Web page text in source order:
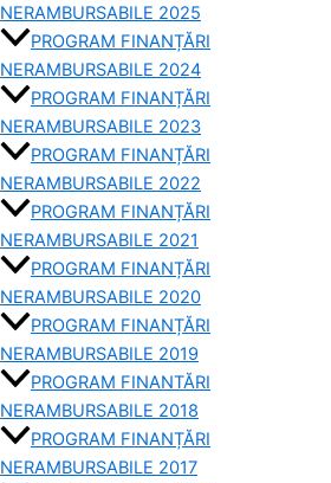
NERAMBURSABILE 2025
PROGRAM FINANȚĂRI
NERAMBURSABILE 2024
PROGRAM FINANȚĂRI
NERAMBURSABILE 2023
PROGRAM FINANȚĂRI
NERAMBURSABILE 2022
PROGRAM FINANȚĂRI
NERAMBURSABILE 2021
PROGRAM FINANȚĂRI
NERAMBURSABILE 2020
PROGRAM FINANȚĂRI
NERAMBURSABILE 2019
PROGRAM FINANTĂRI
NERAMBURSABILE 2018
PROGRAM FINANȚĂRI
NERAMBURSABILE 2017